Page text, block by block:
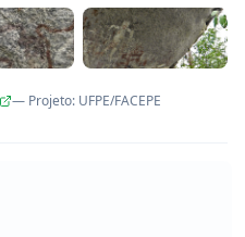
— Projeto: UFPE/FACEPE